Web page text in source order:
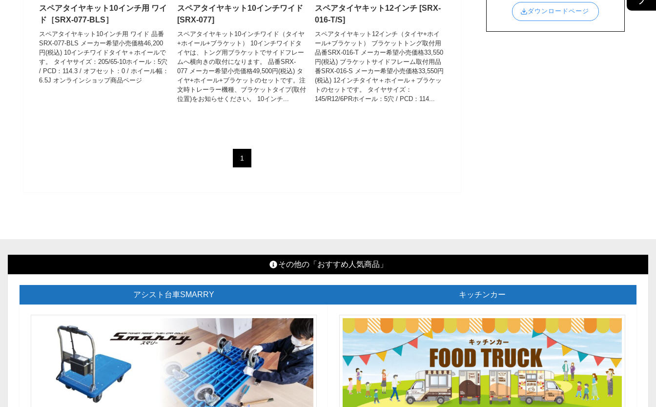
スペアタイヤキット10インチ用 ワイ
ド［SRX-077-BLS］
スペアタイヤキット10インチ用 ワイド 品番
SRX-077-BLS メーカー希望小売価格46,200
円(税込) 10インチワイドタイヤ＋ホイールで
す。 タイヤサイズ：205/65-10ホイール：5穴
/ PCD：114.3 / オフセット：0 / ホイール幅：
6.5J オンラインショップ商品ページ
スペアタイヤキット10インチワイド
[SRX-077]
スペアタイヤキット10インチワイド（タイヤ
+ホイール+ブラケット） 10インチワイドタ
イヤは、トング用ブラケットでサイドフレー
ムへ横向きの取付になります。 品番SRX-
077 メーカー希望小売価格49,500円(税込) タ
イヤ+ホイール+ブラケットのセットです。注
文時トレーラー機種、ブラケットタイプ(取付
位置)をお知らせください。 10インチ...
スペアタイヤキット12インチ [SRX-
016-T/S]
スペアタイヤキット12インチ（タイヤ+ホイ
ール+ブラケット） ブラケットトング取付用
品番SRX-016-T メーカー希望小売価格33,550
円(税込) ブラケットサイドフレーム取付用品
番SRX-016-S メーカー希望小売価格33,550円
(税込) 12インチタイヤ＋ホイール＋ブラケッ
トのセットです。 タイヤサイズ：
145/R12/6PRホイール：5穴 / PCD：114...
1
ダウンロードページ
その他の「おすすめ人気商品」
アシスト台車SMARRY キッチンカー